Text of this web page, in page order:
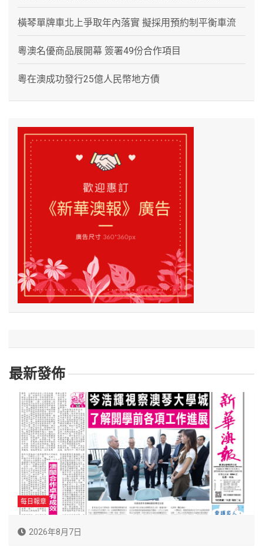
橫琴單牌車北上爭取年內落實 擬採用預約制平衡車流
粵澳名優商品展開幕 簽署49份合作項目
粵在澳成功發行25億人民幣地方債
最新發佈
每日報章
2026年8月7日